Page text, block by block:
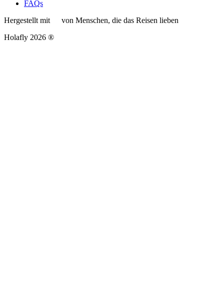
FAQs
Hergestellt mit
von Menschen, die das Reisen lieben
Holafly 2026 ®